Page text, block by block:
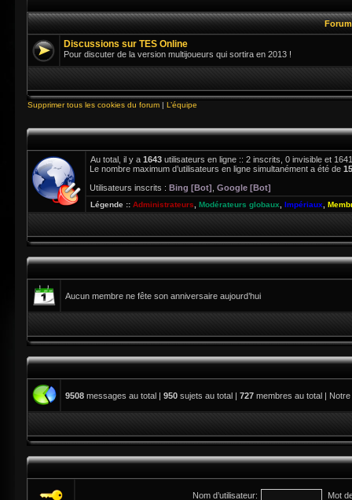
Discussions sur TES Online
Pour discuter de la version multijoueurs qui sortira en 2013 !
Supprimer tous les cookies du forum | L’équipe
Au total, il y a 1643 utilisateurs en ligne :: 2 inscrits, 0 invisible et
Le nombre maximum d’utilisateurs en ligne simultanément a été de
Utilisateurs inscrits : Bing [Bot] Google [Bot]
Légende :: Administrateurs Modérateurs globaux Impériaux
Aucun membre ne fête son anniversaire aujourd’hui
9508 messages au total | 950 sujets au total | 727 membres au total |
Nom d’utilisateur: Mot